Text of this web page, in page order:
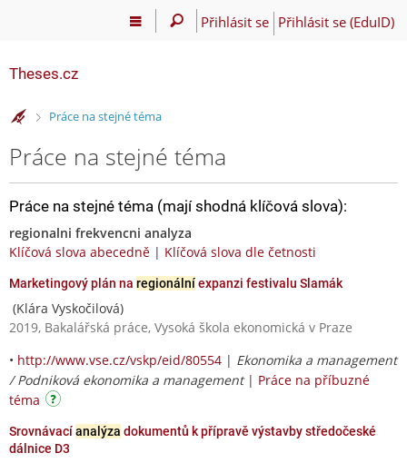
Přihlásit se Přihlásit se (EduID)
Theses.cz
>Práce na stejné téma
Práce na stejné téma
Práce na stejné téma (mají shodná klíčová slova):
regionalni frekvencni analyza
Klíčová slova abecedně | Klíčová slova dle četnosti
Marketingový plán na regionálníexpanzi festivalu Slamák
(Klára Vyskočilová)
2019, Bakalářská práce, Vysoká škola ekonomická v Praze
• http://www.vse.cz/vskp/eid/80554 | Ekonomika a management
/ Podniková ekonomika a management| Práce na příbuzné
téma
Srovnávacíanalýza dokumentů k přípravě výstavby středočeské
dálnice D3